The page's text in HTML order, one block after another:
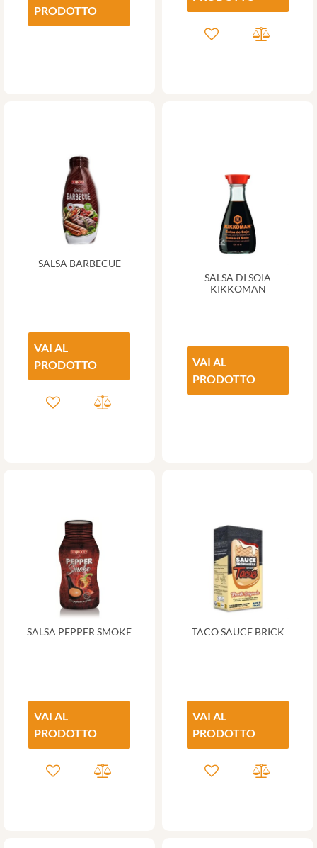
PRODOTTO
SALSA BARBECUE
VAI AL
PRODOTTO
SALSA DI SOIA
KIKKOMAN
VAI AL
PRODOTTO
SALSA PEPPER SMOKE
VAI AL
PRODOTTO
TACO SAUCE BRICK
VAI AL
PRODOTTO